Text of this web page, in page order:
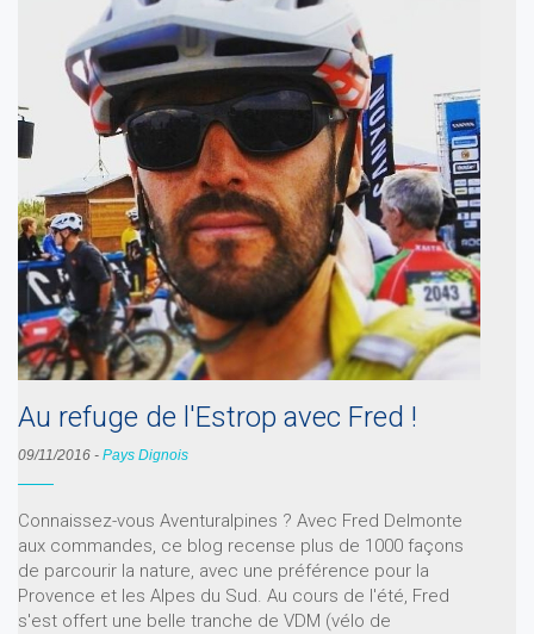
Au refuge de l'Estrop avec Fred !
09/11/2016 - Pays Dignois
Connaissez-vous Aventuralpines ? Avec Fred Delmonte
aux commandes, ce blog recense plus de 1000 façons
de parcourir la nature, avec une préférence pour la
Provence et les Alpes du Sud. Au cours de l'été, Fred
s'est offert une belle tranche de VDM (vélo de